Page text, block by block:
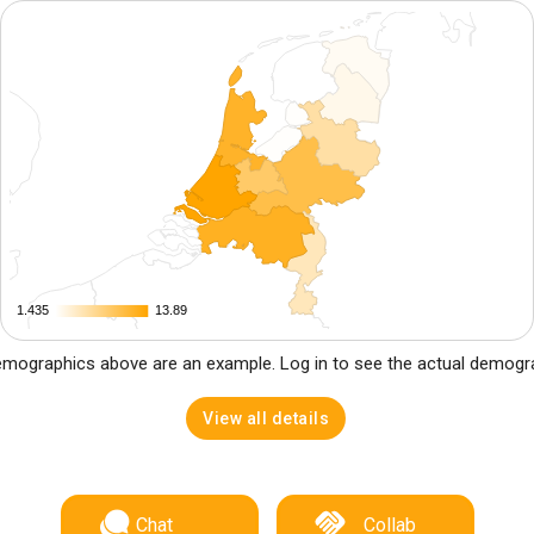
1.435
1.435 13.89
13.89
above are an example. Log in to see the actual
View all details
Chat Collab